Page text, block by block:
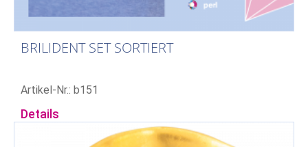
BRILIDENT SET SORTIERT
Artikel-Nr.: b151
Details